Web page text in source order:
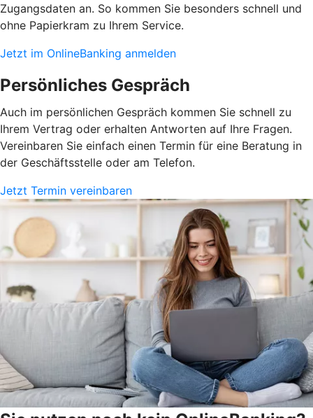
Zugangsdaten an. So kommen Sie besonders schnell und
ohne Papierkram zu Ihrem Service.
Jetzt im OnlineBanking anmelden
Persönliches Gespräch
Auch im persönlichen Gespräch kommen Sie schnell zu
Ihrem Vertrag oder erhalten Antworten auf Ihre Fragen.
Vereinbaren Sie einfach einen Termin für eine Beratung in
der Geschäftsstelle oder am Telefon.
Jetzt Termin vereinbaren